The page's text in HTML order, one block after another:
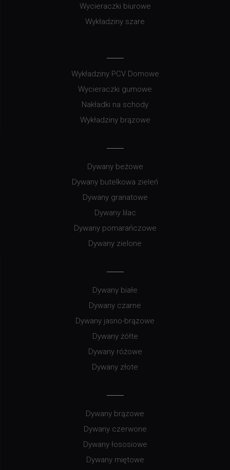
Wycieraczki biurowe
Wykładziny szare
Wykładziny PCV Domowe
Wycieraczki gumowe
Nakładki na schody
Wykładziny brązowe
Dywany beżowe
Dywany butelkowa zieleń
Dywany granatowe
Dywany lilac
Dywany pomarańczowe
Dywany zielone
Dywany białe
Dywany czarne
Dywany jasno-brązowe
Dywany żółte
Dywany różowe
Dywany złote
Dywany brązowe
Dywany czerwone
Dywany łososiowe
Dywany miętowe